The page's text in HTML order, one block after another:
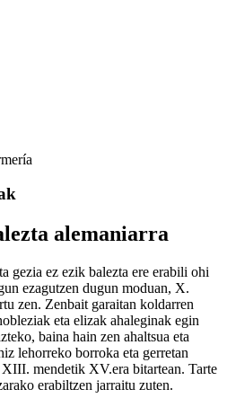
alemaniarra
gezia ez ezik balezta ere erabili ohi
ezagutzen dugun moduan, X.
zen. Zenbait garaitan koldarren
eta elizak ahaleginak egin
baina hain zen ahaltsua eta
lehorreko borroka eta gerretan
mendetik XV.era bitartean. Tarte
erabiltzen jarraitu zuten.